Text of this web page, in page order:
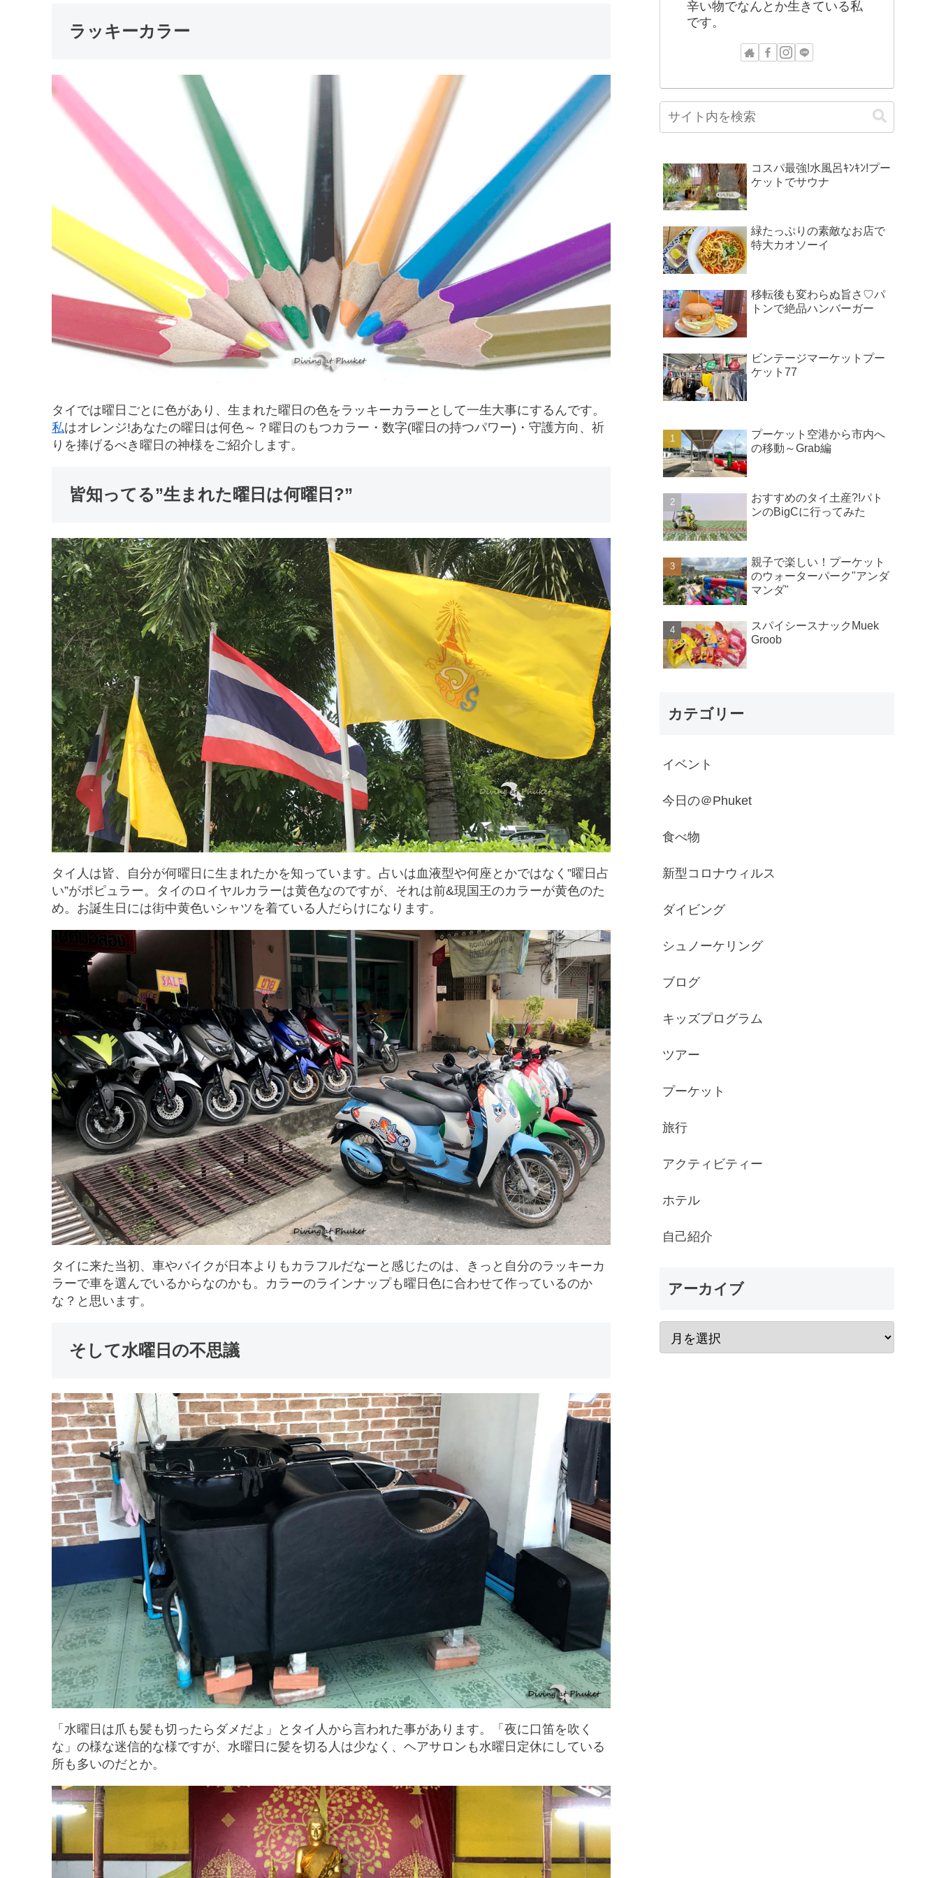
ラッキーカラー
タイでは曜日ごとに色があり、生まれた曜日の色をラッキーカラーとして一生大事にするんです。
私はオレンジ!あなたの曜日は何色～？曜日のもつカラー・数字(曜日の持つパワー)・守護方向、祈
りを捧げるべき曜日の神様をご紹介します。
皆知ってる”生まれた曜日は何曜日?”
タイ人は皆、自分が何曜日に生まれたかを知っています。占いは血液型や何座とかではなく”曜日占
い”がポピュラー。タイのロイヤルカラーは黄色なのですが、それは前&現国王のカラーが黄色のた
め。お誕生日には街中黄色いシャツを着ている人だらけになります。
タイに来た当初、車やバイクが日本よりもカラフルだなーと感じたのは、きっと自分のラッキーカ
ラーで車を選んでいるからなのかも。カラーのラインナップも曜日色に合わせて作っているのか
な？と思います。
そして水曜日の不思議
「水曜日は爪も髪も切ったらダメだよ」とタイ人から言われた事があります。「夜に口笛を吹く
な」の様な迷信的な様ですが、水曜日に髪を切る人は少なく、ヘアサロンも水曜日定休にしている
所も多いのだとか。
辛い物でなんとか生きている私
です。
コスパ最強!水風呂ｷﾝｷﾝ!プー
ケットでサウナ
緑たっぷりの素敵なお店で
特大カオソーイ
移転後も変わらぬ旨さ♡パ
トンで絶品ハンバーガー
ビンテージマーケットプー
ケット77
プーケット空港から市内へ
の移動～Grab編
おすすめのタイ土産?!パト
ンのBigCに行ってみた
親子で楽しい！プーケット
のウォーターパーク"アンダ
マンダ"
スパイシースナックMuek
Groob
カテゴリー
イベント
今日の＠Phuket
食べ物
新型コロナウィルス
ダイビング
シュノーケリング
ブログ
キッズプログラム
ツアー
プーケット
旅行
アクティビティー
ホテル
自己紹介
アーカイブ